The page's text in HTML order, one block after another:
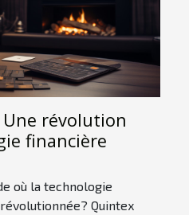
révolution
financière
où la technologie
Quintex